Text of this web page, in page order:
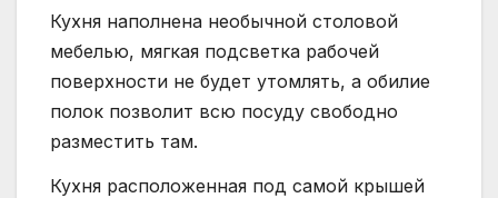
Кухня наполнена необычной столовой
мебелью, мягкая подсветка рабочей
поверхности не будет утомлять, а обилие
полок позволит всю посуду свободно
разместить там.
Кухня расположенная под самой крышей